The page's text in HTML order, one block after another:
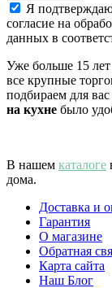
Я
согласие на
данных в
Уже больше 15
все крупные
подбираем для
на кухне было
В нашем каталоге
дома.
Доставка и
Гарантия
О магазине
Обратная
Карта сайта
Наш Блог